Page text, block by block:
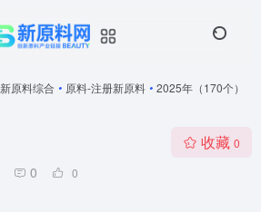
新原料综合 • 原料-注册新原料 • 2025年（170个）
0 0
收藏 0